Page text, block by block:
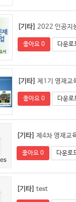
[기타] 2022 인공지
좋아요 0 다운로
[기타] 제1기 영재교
좋아요 0 다운로
[기타] 제4차 영재교
좋아요 0 다운로
[기타] test